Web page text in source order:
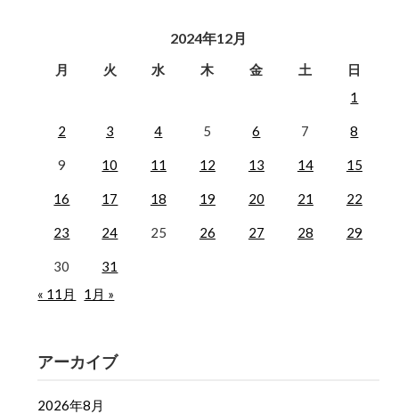
2024年12月
月 火 水 木 金 土
日
1
2 3 4 5 6 7 8
9 10 11 12 13 14 15
16 17 18 19 20 21 22
23 24 25 26 27 28 29
30
31
« 11月
1月 »
アーカイブ
2026年8月